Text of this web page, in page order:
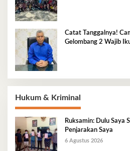
Catat Tanggalnya!
Gelombang 2 Wajib
Hukum & Kriminal
Ruksamin: Dulu Saya
Penjarakan Saya
6 Agustus 2026